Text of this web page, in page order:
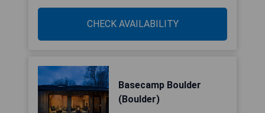
CHECK AVAILABILITY
Basecamp Boulder
(Boulder)